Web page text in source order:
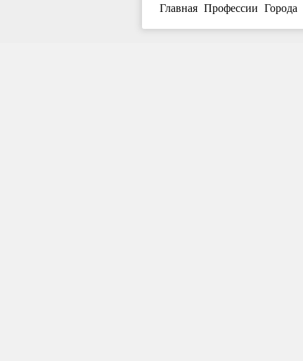
Главная Профессии Города